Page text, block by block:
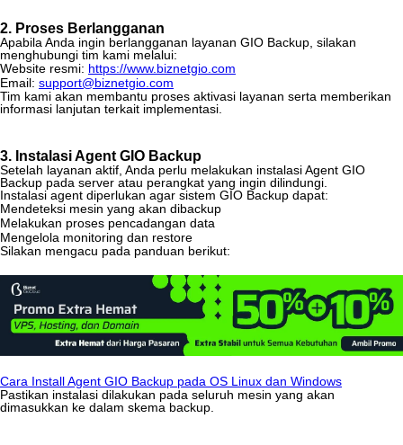
2. Proses Berlangganan
Apabila Anda ingin berlangganan layanan GIO Backup silakan
menghubungi tim kami melalui:
Website resmi: https://www. biznetgio com
Email: support@biznetgio com
Tim kami akan membantu proses aktivasi layanan serta memberikan
informasi lanjutan terkait implementasi
3. InstalasiAgent GIO Backup
Setelah layanan aktif Anda perlu melakukan instalasiAgent GIO
Backup pada server atau perangkat yang ingin dilindungi
Instalasi agent diperlukan agar sistem GIO Backup dapat:
Mendeteksi mesin yang akan dibackup
Melakukan proses pencadangan data
Mengelola monitoring dan restore
Silakan mengacu pada panduan berikut:
Cara InstallAgent GIO Backup pada OS Linux dan Windows
Pastikan instalasi dilakukan pada seluruh mesin yang akan
dimasukkan ke dalam skema backup